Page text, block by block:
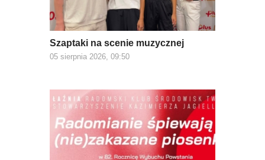
Szaptaki na scenie muzycznej
05 sierpnia 2026, 09:50